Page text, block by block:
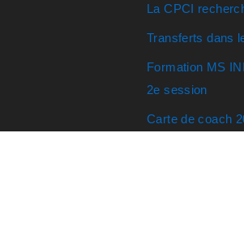
La CPCI
Transferts dans
Formation MS
2e session
Carte de coach